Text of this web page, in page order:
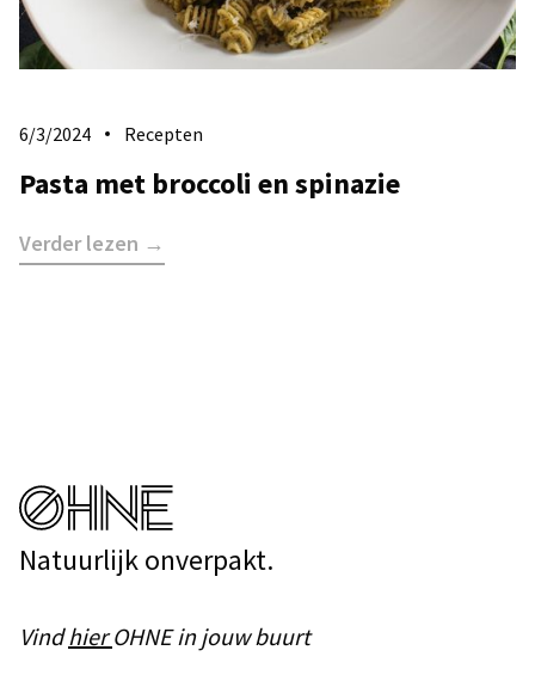
6/3/2024 Recepten
Pasta met broccoli en spinazie
Verder lezen →
Natuurlijk onverpakt.
VindhierOHNE in jouw buurt